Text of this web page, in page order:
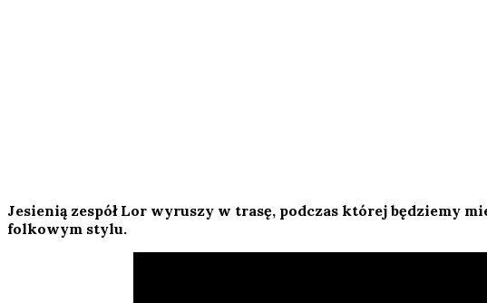
Jesienią zespół Lor wyruszy w trasę, podczas której będziemy
folkowym stylu.